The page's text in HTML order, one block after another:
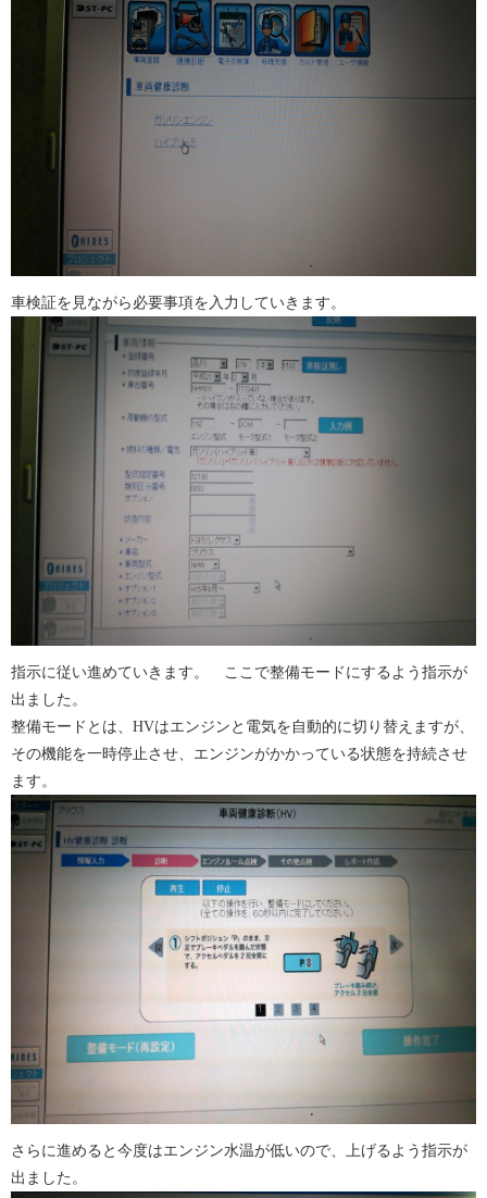
車検証を見ながら必要事項を入力していきます。
指示に従い進めていきます。 ここで整備モードにするよう指示が
出ました。
整備モードとは、HVはエンジンと電気を自動的に切り替えますが、
その機能を一時停止させ、エンジンがかかっている状態を持続させ
ます。
さらに進めると今度はエンジン水温が低いので、上げるよう指示が
出ました。